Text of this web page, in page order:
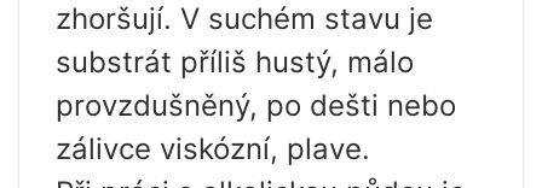
zhoršují. V suchém stavu je
substrát příliš hustý, málo
provzdušněný, po dešti nebo
zálivce viskózní, plave.